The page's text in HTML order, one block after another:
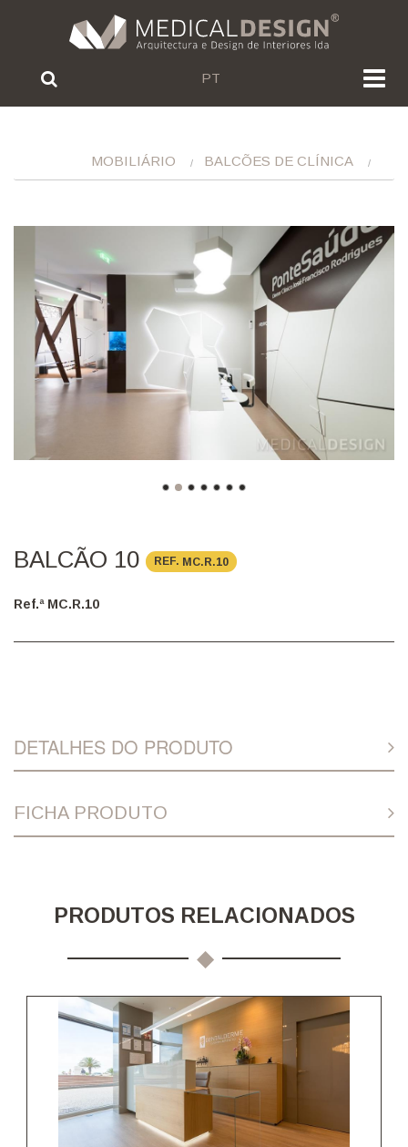
PT
MOBILIÁRIO BALCÕES DE CLÍNICA
BALCÃO 10 REF. MC.R.10
Ref.ª MC.R.10
DETALHES DO PRODUTO
FICHA PRODUTO
PRODUTOS RELACIONADOS